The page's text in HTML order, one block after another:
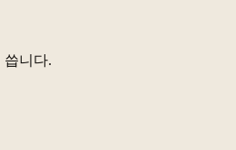
씁니다.